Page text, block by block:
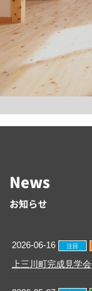
News
お知らせ
2026-06-16 注目
上三川町完成見学会